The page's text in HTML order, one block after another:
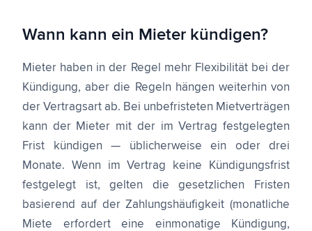
Wann kann ein Mieter kündigen?
Mieter haben in der Regel mehr Flexibilität bei der
Kündigung, aber die Regeln hängen weiterhin von
der Vertragsart ab. Bei unbefristeten Mietverträgen
kann der Mieter mit der im Vertrag festgelegten
Frist kündigen — üblicherweise ein oder drei
Monate. Wenn im Vertrag keine Kündigungsfrist
festgelegt ist, gelten die gesetzlichen Fristen
basierend auf der Zahlungshäufigkeit (monatliche
Miete erfordert eine einmonatige Kündigung,